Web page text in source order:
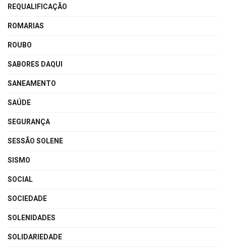
REQUALIFICAÇÃO
ROMARIAS
ROUBO
SABORES DAQUI
SANEAMENTO
SAÚDE
SEGURANÇA
SESSÃO SOLENE
SISMO
SOCIAL
SOCIEDADE
SOLENIDADES
SOLIDARIEDADE